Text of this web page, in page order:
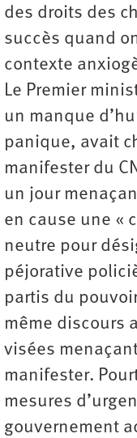
des droits des
succès quand
contexte
Le Premier
un manque
panique, avait
manifester du
un jour
en cause une «
neutre pour
péjorative
partis du
même discours
visées
manifester.
mesures
gouvernement